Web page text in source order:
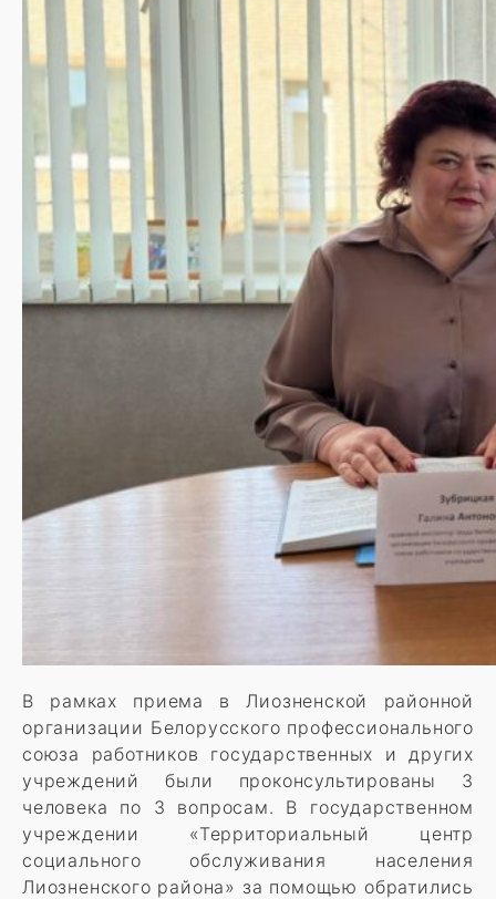
В рамках приема в Лиозненской районной
организации Белорусского профессионального
союза работников государственных и других
учреждений были проконсультированы 3
человека по 3 вопросам. В государственном
учреждении «Территориальный центр
социального обслуживания населения
Лиозненского района» за помощью обратились